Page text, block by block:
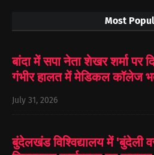
Most
बांदा में सपा नेता शेखर शर्मा पर
गंभीर हालत में मेडिकल कॉलेज
July 31, 2026
बुंदेलखंड विश्विद्यालय में 'बुंदेली